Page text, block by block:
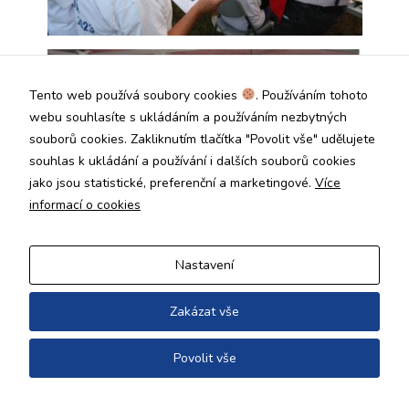
Tento web používá soubory cookies
. Používáním tohoto
webu souhlasíte s ukládáním a používáním nezbytných
souborů cookies. Zakliknutím tlačítka "Povolit vše" udělujete
souhlas k ukládání a používání i dalších souborů cookies
jako jsou statistické, preferenční a marketingové. Více
informací o cookies
Nastavení
Zakázat vše
Povolit vše